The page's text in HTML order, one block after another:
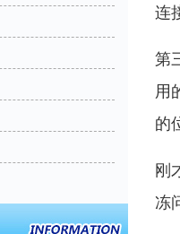
连
第
用
的
刚
冻